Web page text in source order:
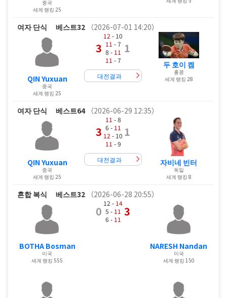
중국
세계 랭킹 25
여자 단식 베스트32 （2026-07-01 14:20）
QIN Yuxuan
중국
세계 랭킹 25
3
12 - 10
11 - 7
8 - 11
11 - 7
1
대전결과
두 호이 켐
홍콩
세계 랭킹 28
여자 단식 베스트64 （2026-06-29 12:35）
QIN Yuxuan
중국
세계 랭킹 25
3
11 - 8
6 - 11
12 - 10
11 - 9
1
대전결과 자비네 빈터
독일
세계 랭킹 8
혼합 복식 베스트32 （2026-06-28 20:55）
BOTHA Bosman
미국
세계 랭킹 555
0
12 - 14
5 - 11
6 - 11
3
NARESH Nandan
미국
세계 랭킹 150